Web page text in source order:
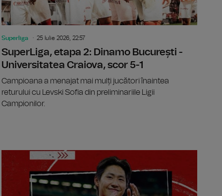
Superliga 25 Iulie 2026, 22:57
SuperLiga, etapa 2: Dinamo București -
Universitatea Craiova, scor 5-1
Campioana a menajat mai mulți jucători înaintea
returului cu Levski Sofia din preliminariile Ligii
Campionilor.
2026: Ecuadorianul Richard Carapaz câștigă etapa a 20-